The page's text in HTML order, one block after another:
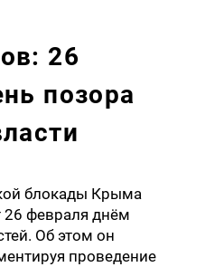
26
позора
блокады Крыма
26 февраля днём
Об этом он
проведение